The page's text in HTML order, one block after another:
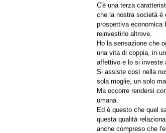
C'è una terza
che la nostra società è
prospettiva economica
reinvestirlo altrove.
Ho la sensazione che
una vita di coppia, in
affettivo e lo si investe
Si assiste così nella
sola moglie, un solo
Ma occorre rendersi
umana.
Ed è questo che quel
questa qualità
anche compreso che